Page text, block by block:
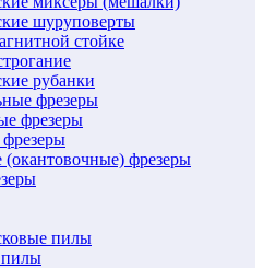
шуруповерты
стойке
рубанки
фрезеры
фрезеры
фрезеры
пилы
пилы